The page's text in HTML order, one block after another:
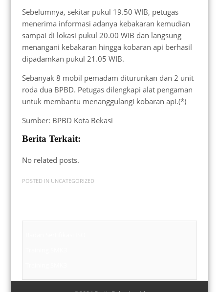
Sebelumnya, sekitar pukul 19.50 WIB, petugas
menerima informasi adanya kebakaran kemudian
sampai di lokasi pukul 20.00 WIB dan langsung
menangani kebakaran hingga kobaran api berhasil
dipadamkan pukul 21.05 WIB.
Sebanyak 8 mobil pemadam diturunkan dan 2 unit
roda dua BPBD. Petugas dilengkapi alat pengaman
untuk membantu menanggulangi kobaran api.(*)
Sumber: BPBD Kota Bekasi
Berita Terkait:
No related posts.
POSTED IN UNCATEGORIZED